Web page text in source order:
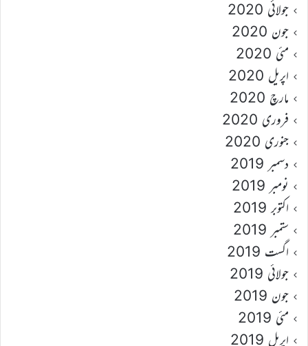
جولائی 2020
جون 2020
مئی 2020
اپریل 2020
مارچ 2020
فروری 2020
جنوری 2020
دسمبر 2019
نومبر 2019
اکتوبر 2019
ستمبر 2019
اگست 2019
جولائی 2019
جون 2019
مئی 2019
اپریل 2019